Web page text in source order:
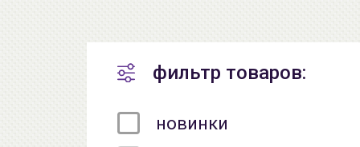
фильтр товаров:
новинки